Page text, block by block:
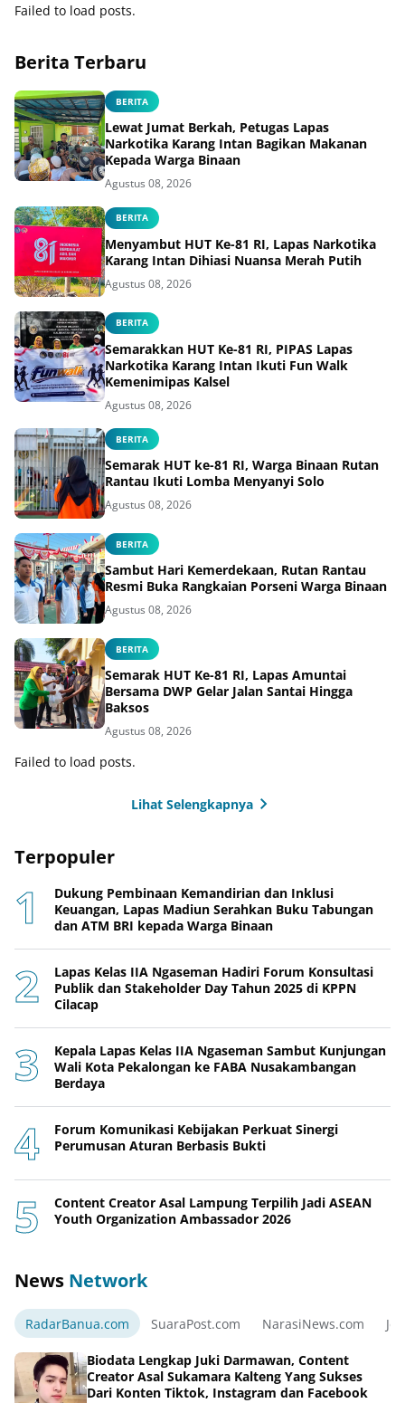
Failed to load posts.
Berita Terbaru
BERITA
Lewat Jumat Berkah, Petugas Lapas
Narkotika Karang Intan Bagikan Makanan
Kepada Warga Binaan
Agustus 08, 2026
BERITA
Menyambut HUT Ke-81 RI, Lapas Narkotika
Karang Intan Dihiasi Nuansa Merah Putih
Agustus 08, 2026
BERITA
Semarakkan HUT Ke-81 RI, PIPAS Lapas
Narkotika Karang Intan Ikuti Fun Walk
Kemenimipas Kalsel
Agustus 08, 2026
BERITA
Semarak HUT ke-81 RI, Warga Binaan Rutan
Rantau Ikuti Lomba Menyanyi Solo
Agustus 08, 2026
BERITA
Sambut Hari Kemerdekaan, Rutan Rantau
Resmi Buka Rangkaian Porseni Warga Binaan
Agustus 08, 2026
BERITA
Semarak HUT Ke-81 RI, Lapas Amuntai
Bersama DWP Gelar Jalan Santai Hingga
Baksos
Agustus 08, 2026
Failed to load posts.
Lihat Selengkapnya
Terpopuler
Dukung Pembinaan Kemandirian dan Inklusi
Keuangan, Lapas Madiun Serahkan Buku Tabungan
dan ATM BRI kepada Warga Binaan
Lapas Kelas IIA Ngaseman Hadiri Forum Konsultasi
Publik dan Stakeholder Day Tahun 2025 di KPPN
Cilacap
Kepala Lapas Kelas IIA Ngaseman Sambut Kunjungan
Wali Kota Pekalongan ke FABA Nusakambangan
Berdaya
Forum Komunikasi Kebijakan Perkuat Sinergi
Perumusan Aturan Berbasis Bukti
Content Creator Asal Lampung Terpilih Jadi ASEAN
Youth Organization Ambassador 2026
News Network
RadarBanua.com SuaraPost.com NarasiNews.com
Biodata Lengkap Juki Darmawan, Content
Creator Asal Sukamara Kalteng Yang Sukses
Dari Konten Tiktok, Instagram dan Facebook